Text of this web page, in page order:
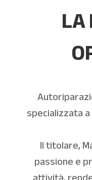
specializzata
Il titolare,
passione e